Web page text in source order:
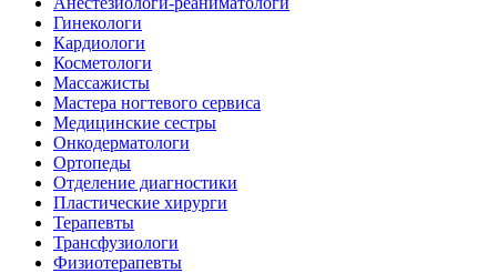
Гинекологи
Кардиологи
Косметологи
Массажисты
Мастера ногтевого сервиса
Медицинские сестры
Онкодерматологи
Ортопеды
Отделение диагностики
Пластические хирурги
Терапевты
Трансфузиологи
Физиотерапевты